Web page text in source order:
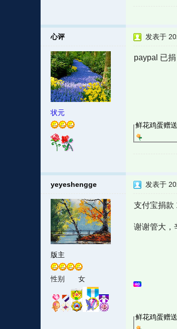
心评
状元
发表于
paypal 已
鲜花鸡蛋赠
yeyeshengge
版主
性别 女
发表于
支付宝捐款
谢谢管大，
鲜花鸡蛋赠